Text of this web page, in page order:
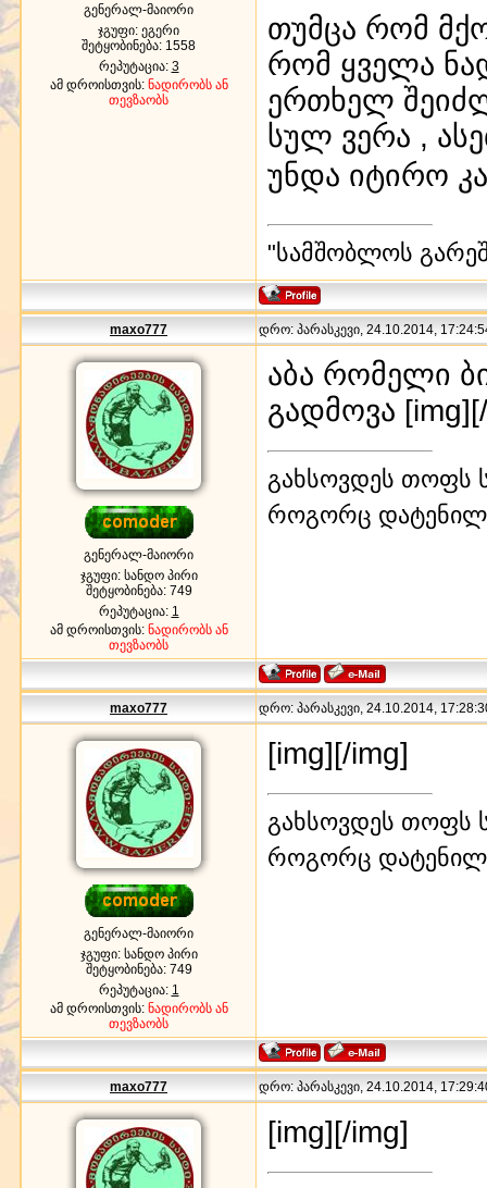
გენერალ-მაიორი
ჯგუფი: ეგერი
შეტყობინება: 1558
რეპუტაცია: 3
ამ დროისთვის: ნადირობს ან
თევზაობს
თუმცა რომ
რომ ყველა
ერთხელ
სულ ვერა ,
უნდა იტირო
"სამშობლოს
maxo777 დრო: პარასკევი, 24.10.2014,
გენერალ-მაიორი
ჯგუფი: სანდო პირი
შეტყობინება: 749
რეპუტაცია: 1
ამ დროისთვის: ნადირობს ან
თევზაობს
აბა რომელი
გადმოვა [img]
გახსოვდეს თოფს
როგორც
maxo777 დრო: პარასკევი, 24.10.2014,
გენერალ-მაიორი
ჯგუფი: სანდო პირი
შეტყობინება: 749
რეპუტაცია: 1
ამ დროისთვის: ნადირობს ან
თევზაობს
[img][/img]
გახსოვდეს თოფს
როგორც
maxo777 დრო: პარასკევი, 24.10.2014,
[img][/img]